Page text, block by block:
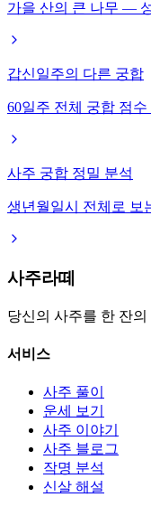
가을 산의 큰 나무 —
갑신일주의 다른 궁합
60일주 전체 궁합 점수
사주 궁합 정밀 분석
생년월일시 전체로 보
사주라떼
당신의 사주를 한 잔의
서비스
사주 풀이
운세 보기
사주 이야기
사주 블로그
작명 분석
신살 해설